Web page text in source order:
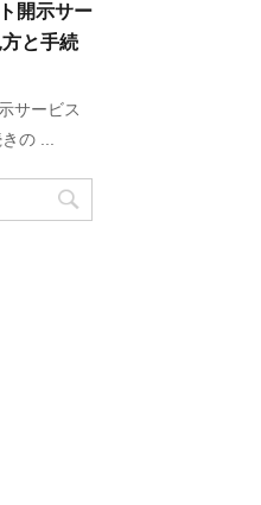
開示サー
と手続
サービス
の ...